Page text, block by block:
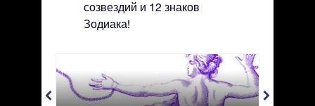
созвездий и 12 знаков
Зодиака!
Andromeda - Андромеда